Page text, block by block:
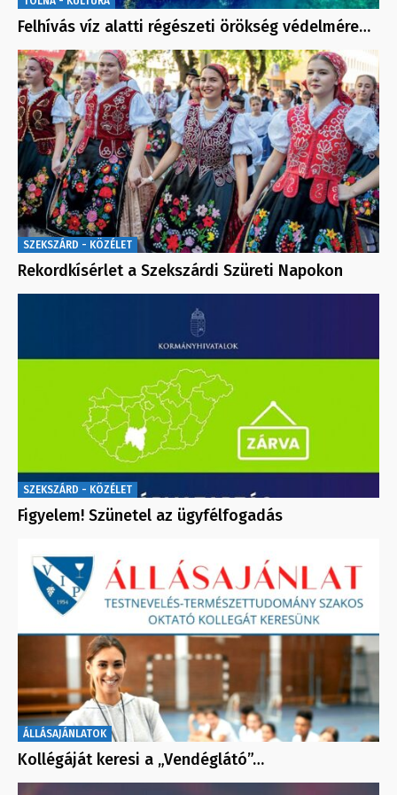
Felhívás víz alatti régészeti örökség védelmére…
SZEKSZÁRD - KÖZÉLET
Rekordkísérlet a Szekszárdi Szüreti Napokon
SZEKSZÁRD - KÖZÉLET
Figyelem! Szünetel az ügyfélfogadás
ÁLLÁSAJÁNLATOK
Kollégáját keresi a „Vendéglátó”…